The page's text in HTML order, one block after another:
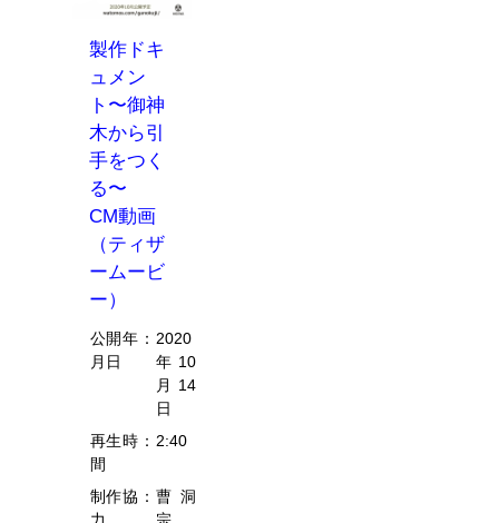
製作ドキ
ュメン
ト〜御神
木から引
手をつく
る〜
CM動画
（ティザ
ームービ
ー）
公開年
月日
： 2020
年10
月14
日
再生時
間
： 2:40
制作協
力
： 曹洞
宗